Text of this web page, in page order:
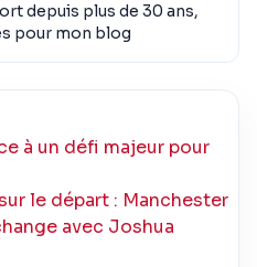
depuis plus de 30 ans,
pour mon blog
à un défi majeur pour
le départ : Manchester
avec Joshua